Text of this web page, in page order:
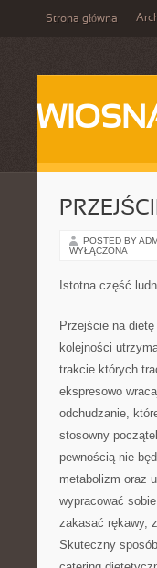
Strona główna
POSTED BY
WYŁĄCZONA
Istotna część
Przejście na
kolejności
trakcie których
ekspresowo
odchudzanie,
stosowny
pewnością nie
metabolizm oraz
wypracować
zakasać rękawy,
Skuteczny